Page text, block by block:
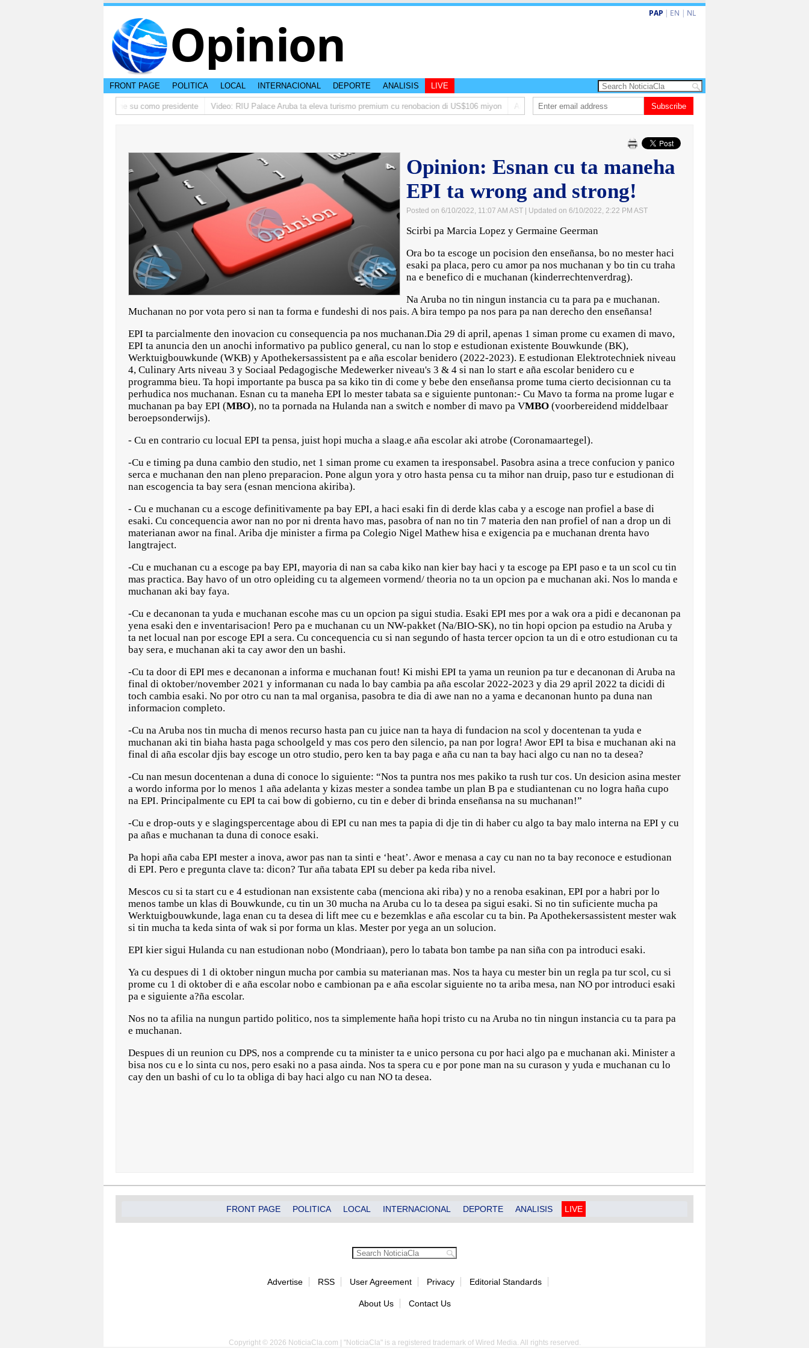
Opinion PAP | EN | NL
FRONT PAGE POLITICA LOCAL INTERNACIONAL DEPORTE ANALISIS LIVE
disculpa, y FIFA ta mantene su como presidente Video: RIU Palace Aruba ta eleva turismo premium cu renobacion di US$106 miyon Aruba ta enfrenta Sur Korea den duelo di pitcheo Opinion: Articulo 38 no ta kita
Subscribe
Opinion: Esnan cu ta maneha
EPI ta wrong and strong!
Posted on 6/10/2022, 11:07 AM AST | Updated on 6/10/2022, 2:22 PM AST
Scirbi pa Marcia Lopez y Germaine Geerman
Ora bo ta escoge un pocision den enseñansa, bo no mester haci
esaki pa placa, pero cu amor pa nos muchanan y bo tin cu traha
na e benefico di e muchanan (kinderrechtenverdrag).
Na Aruba no tin ningun instancia cu ta para pa e muchanan.
Muchanan no por vota pero si nan ta forma e fundeshi di nos pais. A bira tempo pa nos para pa nan derecho den enseñansa!
EPI ta parcialmente den inovacion cu consequencia pa nos muchanan.Dia 29 di april, apenas 1 siman prome cu examen di mavo,
EPI ta anuncia den un anochi informativo pa publico general, cu nan lo stop e estudionan existente Bouwkunde (BK),
Werktuigbouwkunde (WKB) y Apothekersassistent pa e aña escolar benidero (2022-2023). E estudionan Elektrotechniek niveau
4, Culinary Arts niveau 3 y Sociaal Pedagogische Medewerker niveau's 3 & 4 si nan lo start e aña escolar benidero cu e
programma bieu. Ta hopi importante pa busca pa sa kiko tin di come y bebe den enseñansa prome tuma cierto decisionnan cu ta
perhudica nos muchanan. Esnan cu ta maneha EPI lo mester tabata sa e siguiente puntonan:- Cu Mavo ta forma na prome lugar e
muchanan pa bay EPI (MBO), no ta pornada na Hulanda nan a switch e nomber di mavo pa VMBO (voorbereidend middelbaar
beroepsonderwijs).
- Cu en contrario cu locual EPI ta pensa, juist hopi mucha a slaag.e aña escolar aki atrobe (Coronamaartegel).
-Cu e timing pa duna cambio den studio, net 1 siman prome cu examen ta iresponsabel. Pasobra asina a trece confucion y panico
serca e muchanan den nan pleno preparacion. Pone algun yora y otro hasta pensa cu ta mihor nan druip, paso tur e estudionan di
nan escogencia ta bay sera (esnan menciona akiriba).
- Cu e muchanan cu a escoge definitivamente pa bay EPI, a haci esaki fin di derde klas caba y a escoge nan profiel a base di
esaki. Cu concequencia awor nan no por ni drenta havo mas, pasobra of nan no tin 7 materia den nan profiel of nan a drop un di
materianan awor na final. Ariba dje minister a firma pa Colegio Nigel Mathew hisa e exigencia pa e muchanan drenta havo
langtraject.
-Cu e muchanan cu a escoge pa bay EPI, mayoria di nan sa caba kiko nan kier bay haci y ta escoge pa EPI paso e ta un scol cu tin
mas practica. Bay havo of un otro opleiding cu ta algemeen vormend/ theoria no ta un opcion pa e muchanan aki. Nos lo manda e
muchanan aki bay faya.
-Cu e decanonan ta yuda e muchanan escohe mas cu un opcion pa sigui studia. Esaki EPI mes por a wak ora a pidi e decanonan pa
yena esaki den e inventarisacion! Pero pa e muchanan cu un NW-pakket (Na/BIO-SK), no tin hopi opcion pa estudio na Aruba y
ta net locual nan por escoge EPI a sera. Cu concequencia cu si nan segundo of hasta tercer opcion ta un di e otro estudionan cu ta
bay sera, e muchanan aki ta cay awor den un bashi.
-Cu ta door di EPI mes e decanonan a informa e muchanan fout! Ki mishi EPI ta yama un reunion pa tur e decanonan di Aruba na
final di oktober/november 2021 y informanan cu nada lo bay cambia pa aña escolar 2022-2023 y dia 29 april 2022 ta dicidi di
toch cambia esaki. No por otro cu nan ta mal organisa, pasobra te dia di awe nan no a yama e decanonan hunto pa duna nan
informacion completo.
-Cu na Aruba nos tin mucha di menos recurso hasta pan cu juice nan ta haya di fundacion na scol y docentenan ta yuda e
muchanan aki tin biaha hasta paga schoolgeld y mas cos pero den silencio, pa nan por logra! Awor EPI ta bisa e muchanan aki na
final di aña escolar djis bay escoge un otro studio, pero ken ta bay paga e aña cu nan ta bay haci algo cu nan no ta desea?
-Cu nan mesun docentenan a duna di conoce lo siguiente: “Nos ta puntra nos mes pakiko ta rush tur cos. Un desicion asina mester
a wordo informa por lo menos 1 aña adelanta y kizas mester a sondea tambe un plan B pa e studiantenan cu no logra haña cupo
na EPI. Principalmente cu EPI ta cai bow di gobierno, cu tin e deber di brinda enseñansa na su muchanan!”
-Cu e drop-outs y e slagingspercentage abou di EPI cu nan mes ta papia di dje tin di haber cu algo ta bay malo interna na EPI y cu
pa añas e muchanan ta duna di conoce esaki.
Pa hopi aña caba EPI mester a inova, awor pas nan ta sinti e ‘heat’. Awor e menasa a cay cu nan no ta bay reconoce e estudionan
di EPI. Pero e pregunta clave ta: dicon? Tur aña tabata EPI su deber pa keda riba nivel.
Mescos cu si ta start cu e 4 estudionan nan exsistente caba (menciona aki riba) y no a renoba esakinan, EPI por a habri por lo
menos tambe un klas di Bouwkunde, cu tin un 30 mucha na Aruba cu lo ta desea pa sigui esaki. Si no tin suficiente mucha pa
Werktuigbouwkunde, laga enan cu ta desea di lift mee cu e bezemklas e aña escolar cu ta bin. Pa Apothekersassistent mester wak
si tin mucha ta keda sinta of wak si por forma un klas. Mester por yega an un solucion.
EPI kier sigui Hulanda cu nan estudionan nobo (Mondriaan), pero lo tabata bon tambe pa nan siña con pa introduci esaki.
Ya cu despues di 1 di oktober ningun mucha por cambia su materianan mas. Nos ta haya cu mester bin un regla pa tur scol, cu si
prome cu 1 di oktober di e aña escolar nobo e cambionan pa e aña escolar siguiente no ta ariba mesa, nan NO por introduci esaki
pa e siguiente a?ña escolar.
Nos no ta afilia na nungun partido politico, nos ta simplemente haña hopi tristo cu na Aruba no tin ningun instancia cu ta para pa
e muchanan.
Despues di un reunion cu DPS, nos a comprende cu ta minister ta e unico persona cu por haci algo pa e muchanan aki. Minister a
bisa nos cu e lo sinta cu nos, pero esaki no a pasa ainda. Nos ta spera cu e por pone man na su curason y yuda e muchanan cu lo
cay den un bashi of cu lo ta obliga di bay haci algo cu nan NO ta desea.
FRONT PAGE POLITICA LOCAL INTERNACIONAL DEPORTE ANALISIS LIVE
Advertise RSS User Agreement Privacy Editorial Standards
About Us Contact Us
Copyright © 2026 NoticiaCla.com | "NoticiaCla" is a registered trademark of Wired Media. All rights reserved.